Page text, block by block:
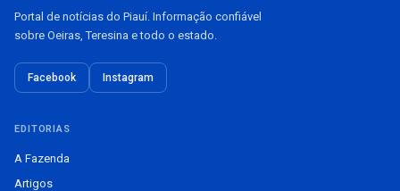
Portal de notícias do Piauí. Informação confiável
sobre Oeiras, Teresina e todo o estado.
Facebook Instagram
EDITORIAS
A Fazenda
Artigos